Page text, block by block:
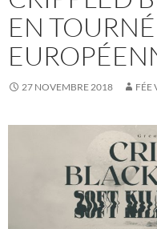
EN
27 NOVEMBRE 2018 FÉE